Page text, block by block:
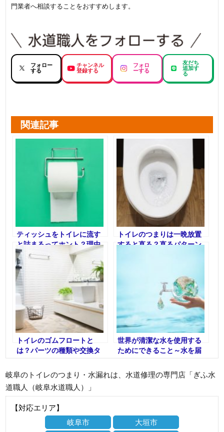
門業者へ相談することをおすすめします。
フォロー
する
チャンネル
登録する
フォロ
ーする
友だち
追加す
る
関連記事
ティッシュをトイレに流す
と詰まるってホント？理由
や対処法を徹底解説！
トイレのつまりは一晩放置
すると直る？直るパターン
トイレのゴムフロートと
は？パーツの種類や交換タ
イミングを知っておこう
世界が清潔な水を使用する
ためにできること～水を届
けるための活動～【水道職
人：公式】
岐阜のトイレのつまり・水漏れは、水道修理の専門店「ぎふ水
道職人（岐阜水道職人）」
【対応エリア】
岐阜市
大垣市